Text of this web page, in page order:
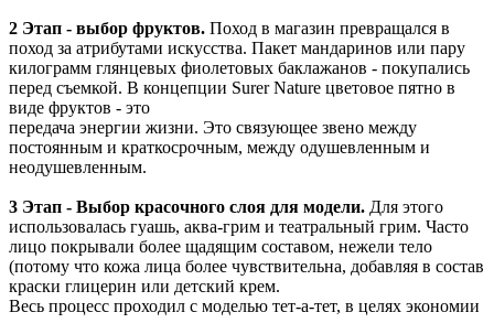
2 Этап - выбор фруктов. Поход в магазин превращался в
поход за атрибутами искусства. Пакет мандаринов или пару
килограмм глянцевых фиолетовых баклажанов - покупались
перед съемкой. В концепции Surer Nature цветовое пятно в
виде фруктов - это
передача энергии жизни. Это связующее звено между
постоянным и краткосрочным, между одушевленным и
неодушевленным.
3 Этап - Выбор красочного слоя для модели. Для этого
использовалась гуашь, аква-грим и театральный грим. Часто
лицо покрывали более щадящим составом, нежели тело
(потому что кожа лица более чувствительна, добавляя в состав
краски глицерин или детский крем.
Весь процесс проходил с моделью тет-а-тет, в целях экономии